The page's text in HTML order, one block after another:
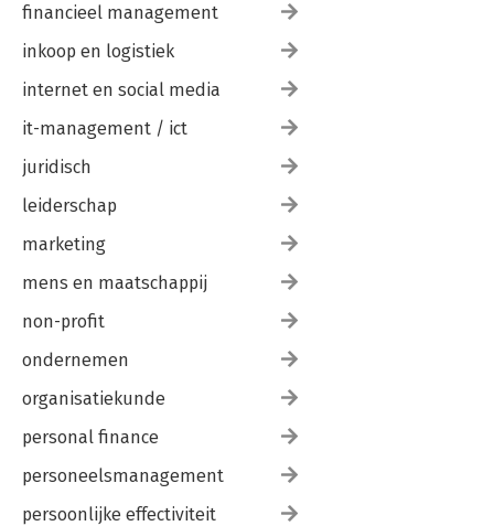
financieel management
inkoop en logistiek
internet en social media
it-management / ict
juridisch
leiderschap
marketing
mens en maatschappij
non-profit
ondernemen
organisatiekunde
personal finance
personeelsmanagement
persoonlijke effectiviteit